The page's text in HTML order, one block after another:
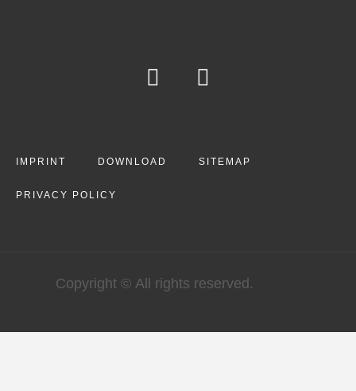
IMPRINT DOWNLOAD SITEMAP
PRIVACY POLICY
Copyright © All rights reserved.